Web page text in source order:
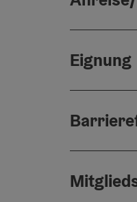
Eignung